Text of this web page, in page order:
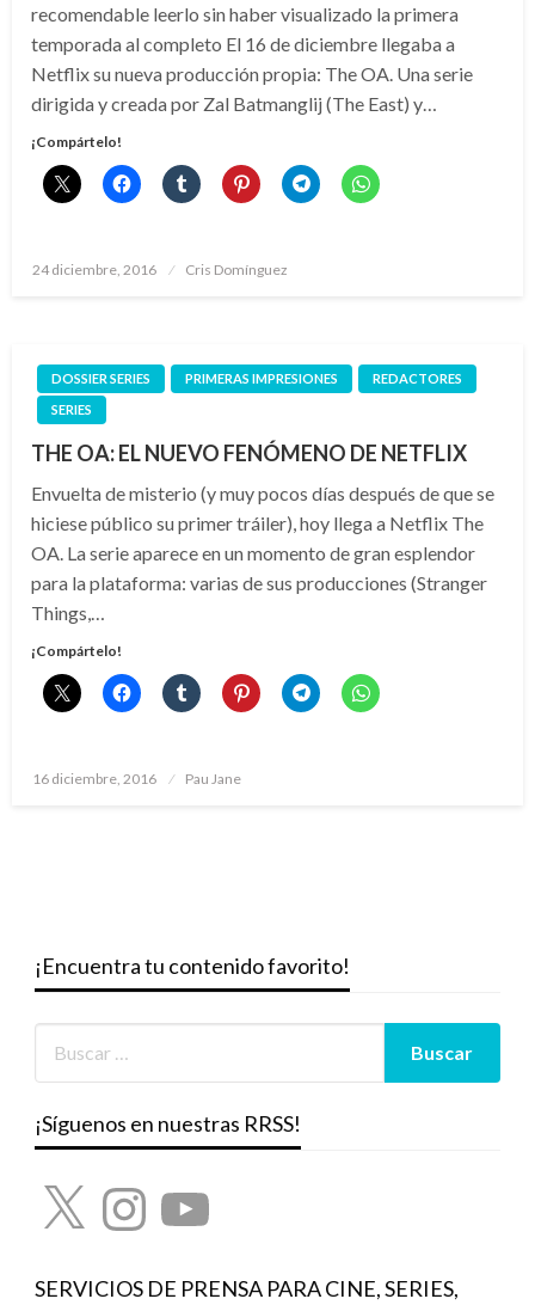
recomendable leerlo sin haber visualizado la primera
temporada al completo El 16 de diciembre llegaba a
Netflix su nueva producción propia: The OA. Una serie
dirigida y creada por Zal Batmanglij (The East) y…
¡Compártelo!
Publicado
24 diciembre, 2016 Cris Domínguez
DOSSIER SERIES PRIMERAS IMPRESIONES
REDACTORES
SERIES
THE OA: EL NUEVO FENÓMENO DE NETFLIX
Envuelta de misterio (y muy pocos días después de que se
hiciese público su primer tráiler), hoy llega a Netflix The
OA. La serie aparece en un momento de gran esplendor
para la plataforma: varias de sus producciones (Stranger
Things,…
¡Compártelo!
Publicado
16 diciembre, 2016 Pau Jane
¡Encuentra tu contenido favorito!
¡Síguenos en nuestras RRSS!
X InstagramYouTube
SERVICIOS DE PRENSA PARA CINE, SERIES,